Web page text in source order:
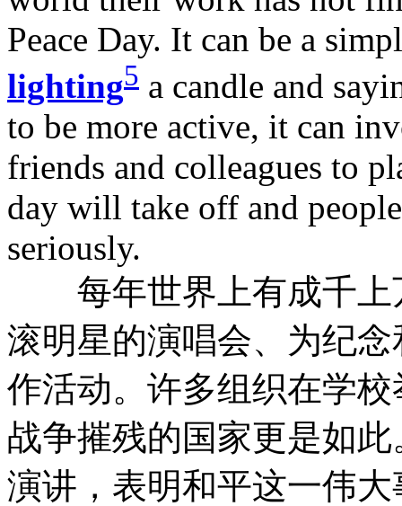
Peace Day. It can be a
lighting5 a candle and
to be more active, it can
friends and colleagues to
day will take off and
seriously.
每年世界上有成千上
滚明星的演唱会、为纪
作活动。许多组织在学
战争摧残的国家更是如
演讲，表明和平这一伟